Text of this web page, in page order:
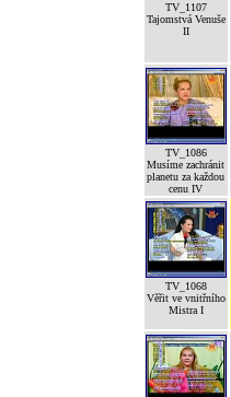
TV_1107
Tajomstvá Venuše
II
TV_1086
Musíme zachránit
planetu za každou
cenu IV
TV_1068
Věřit ve vnitřního
Mistra I